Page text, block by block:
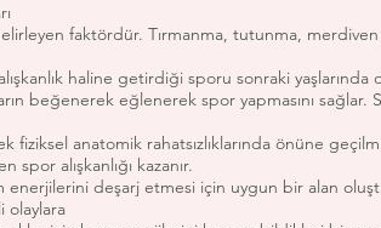
faktördür. Tırmanma, tutunma,
haline getirdiği sporu sonraki yaşlarında
beğenerek eğlenerek spor yapmasını sağlar.
anatomik rahatsızlıklarında önüne
alışkanlığı kazanır.
deşarj etmesi için uygun bir alan
olaylara